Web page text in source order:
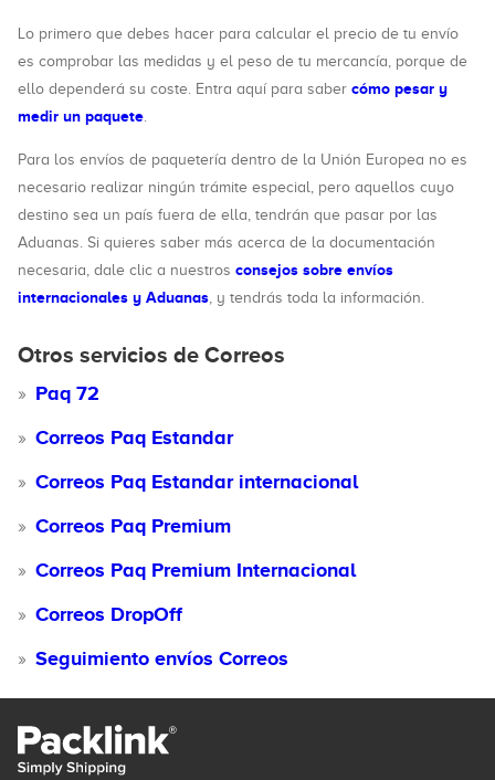
Lo primero que debes hacer para calcular el precio de tu envío
es comprobar las medidas y el peso de tu mercancía, porque de
ello dependerá su coste. Entra aquí para saber cómo pesar y
medir un paquete.
Para los envíos de paquetería dentro de la Unión Europea no es
necesario realizar ningún trámite especial, pero aquellos cuyo
destino sea un país fuera de ella, tendrán que pasar por las
Aduanas. Si quieres saber más acerca de la documentación
necesaria, dale clic a nuestros consejos sobre envíos
internacionales y Aduanas, y tendrás toda la información.
Otros servicios de Correos
Paq 72
Correos Paq Estandar
Correos Paq Estandar internacional
Correos Paq Premium
Correos Paq Premium Internacional
Correos DropOff
Seguimiento envíos Correos